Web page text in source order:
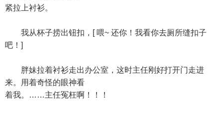
紧拉上衬衫。
我从杯子捞出钮扣，[ 喂~ 还你！我看你去厕所缝扣子
吧！]
胖妹拉着衬衫走出办公室，这时主任刚好打开门走进
来。用着奇怪的眼神看
着我。……主任冤枉啊！！！